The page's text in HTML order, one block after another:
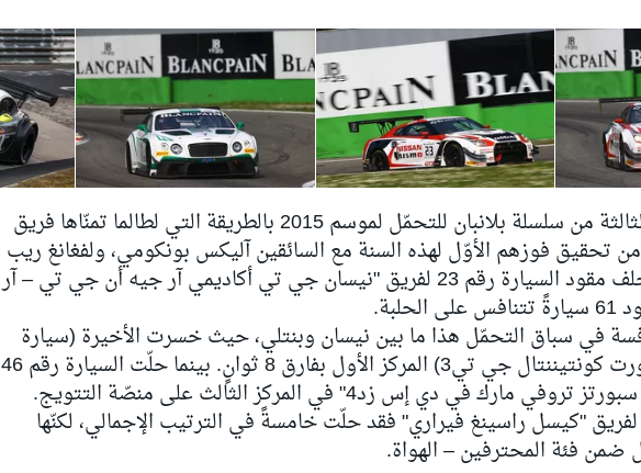
لقد انتهت الجولة الثالثة من سلسلة بلانبان للتحمّل لموسم 2015 بالطريقة التي لطالما تمنّاها فريق
تحقيق فوزهم الأوّل لهذه السنة مع السائقين آليكس بونكومي، ولفغانغ ريب
وكاتسوماسا شيو خلف مقود السيارة رقم 23 لفريق "نيسان جي تي أكاديمي آر جيه أن جي تي – آر
في سباق التحمّل هذا ما بين نيسان وبنتلي، حيث خسرت الأخيرة (سيارة
رقم.7 بنتلي إم-سبورت كونتيننتال جي تي3) المركز الأول بفارق 8 ثوانٍ. بينما حلّت السيارة رقم 46
مارك في دي إس زد4" في المركز الثالث على منصّة التتويج.
أما السيارة رقم 11 لفريق "كيسل راسينغ فيراري" فقد حلّت خامسةً في الترتيب الإجمالي، لكنّها
ضمن فئة المحترفين – الهواة.